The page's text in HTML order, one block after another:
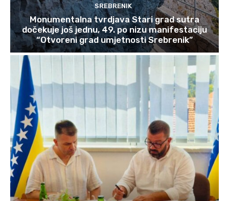
SREBRENIK
Monumentalna tvrdjava Stari grad sutra
dočekuje još jednu, 49. po nizu manifestaciju
“Otvoreni grad umjetnosti Srebrenik”